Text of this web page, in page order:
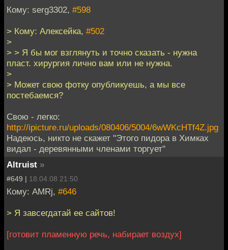
Кому: serg3302, #598
> Кому: Алексейка, #502
>
> > Я бы мог взглянуть и точно сказать - нужна
пласт. хирургия лично вам или не нужна.
>
> Может свою фотку опубликуешь, а мы все
постебаемся?
Свою - легко:
http://ipicture.ru/uploads/080406/5004/6wWKcHTf4Z.jpg
Надеюсь, никто не скажет "Этого пидора в Химках
видал - деревянными членами торгует"
Altruist »
#649 | 18.04.08 21:50
Кому: AMRj, #646
> Я завсегдатай ее сайтов!
[готовит пламенную речь, набирает воздух]